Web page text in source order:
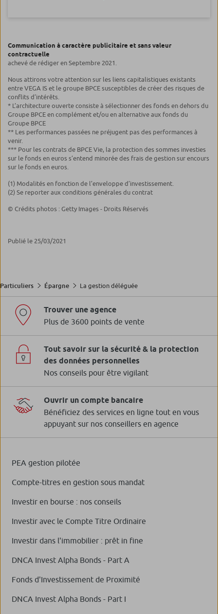
Communication à caractère publicitaire et sans valeur
contractuelle
achevé de rédiger en Septembre 2021.
Nous attirons votre attention sur les liens capitalistiques existants
entre VEGA IS et le groupe BPCE susceptibles de créer des risques de
conflits d’intérêts.
* L’architecture ouverte consiste à sélectionner des fonds en dehors du
Groupe BPCE en complément et/ou en alternative aux fonds du
Groupe BPCE
** Les performances passées ne préjugent pas des performances à
venir.
*** Pour les contrats de BPCE Vie, la protection des sommes investies
sur le fonds en euros s’entend minorée des frais de gestion sur encours
sur le fonds en euros.
(1) Modalités en fonction de l’enveloppe d’investissement.
(2) Se reporter aux conditions générales du contrat
© Crédits photos : Getty Images - Droits Réservés
Publié le 25/03/2021
Particuliers Épargne La gestion déléguée
Trouver une agence
Plus de 3600 points de vente
Tout savoir sur la sécurité & la protection
des données personnelles
Nos conseils pour être vigilant
Ouvrir un compte bancaire
Bénéficiez des services en ligne tout en vous
appuyant sur nos conseillers en agence
PEA gestion pilotée
Compte-titres en gestion sous mandat
Investir en bourse : nos conseils
Investir avec le Compte Titre Ordinaire
Investir dans l'immobilier : prêt in fine
DNCA Invest Alpha Bonds - Part A
Fonds d'Investissement de Proximité
DNCA Invest Alpha Bonds - Part I